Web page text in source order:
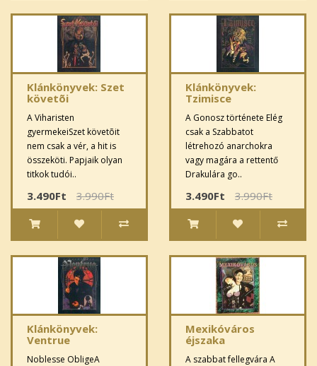
Klánkönyvek: Szet
követõi
A Viharisten
gyermekeiSzet követõit
nem csak a vér, a hit is
összeköti. Papjaik olyan
titkok tudói..
3.490Ft 3.990Ft
Klánkönyvek:
Tzimisce
A Gonosz története Elég
csak a Szabbatot
létrehozó anarchokra
vagy magára a rettentő
Drakulára go..
3.490Ft 3.990Ft
Klánkönyvek:
Ventrue
Noblesse ObligeA
Mexikóváros
éjszaka
A szabbat fellegvára A